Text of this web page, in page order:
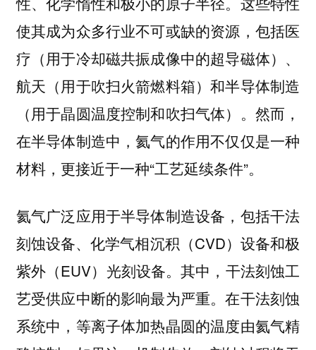
使其成为众多行业不可或缺的资源，包括医
疗（用于冷却磁共振成像中的超导磁体）、
航天（用于吹扫火箭燃料箱）和半导体制造
（用于晶圆温度控制和吹扫气体）。然而，
在半导体制造中，氦气的作用不仅仅是一种
材料，更接近于一种“工艺延续条件”。
氦气广泛应用于半导体制造设备，包括干法
刻蚀设备、化学气相沉积（CVD）设备和极
紫外（EUV）光刻设备。其中，干法刻蚀工
艺受供应中断的影响最为严重。在干法刻蚀
系统中，等离子体加热晶圆的温度由氦气精